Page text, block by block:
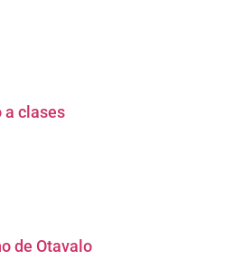
a clases
de Otavalo